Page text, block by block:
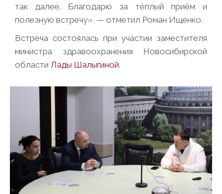
так далее. Благодарю за тёплый приём и
полезную встречу», — отметил Роман Ищенко.
Встреча состоялась при участии заместителя
министра здравоохранения Новосибирской
области Лады Шалыгиной.